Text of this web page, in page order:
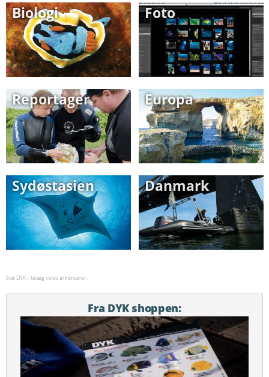
Biologi Foto
Reportager Europa
Sydøstasien Danmark
Støt DYK – besøg vores annoncører:
Fra DYK shoppen: